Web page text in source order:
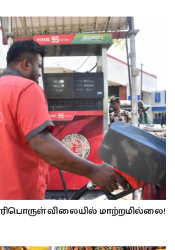
விலையில் மாற்றமில்லை!